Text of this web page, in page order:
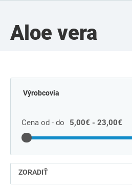
Aloe vera
Cena od - do 5,00€ - 23,00€
ZORADIŤ